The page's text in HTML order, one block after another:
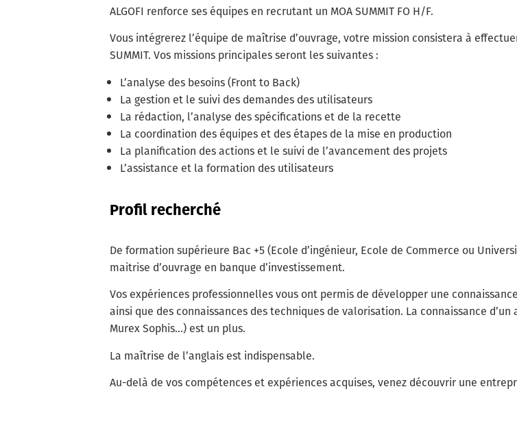
ALGOFI renforce ses équipes en recrutant un MOA SUMMIT FO H/F.
Vous intégrerez l’équipe de maîtrise d’ouvrage, votre mission consistera à
SUMMIT. Vos missions principales seront les suivantes :
L’analyse des besoins (Front to Back)
La gestion et le suivi des demandes des utilisateurs
La rédaction, l’analyse des spécifications et de la recette
La coordination des équipes et des étapes de la mise en production
La planification des actions et le suivi de l’avancement des projets
L’assistance et la formation des utilisateurs
Profil recherché
De formation supérieure Bac +5 (Ecole d’ingénieur, Ecole de Commerce ou
maitrise d’ouvrage en banque d’investissement.
Vos expériences professionnelles vous ont permis de développer une
ainsi que des connaissances des techniques de valorisation. La connaissance
Murex Sophis…) est un plus.
La maîtrise de l’anglais est indispensable.
Au-delà de vos compétences et expériences acquises, venez découvrir une